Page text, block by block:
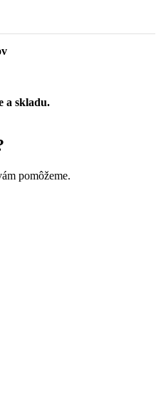
a skladu.
pomôžeme.